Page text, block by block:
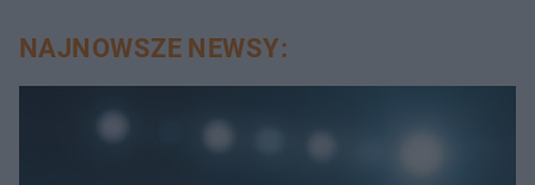
NAJNOWSZE NEWSY: